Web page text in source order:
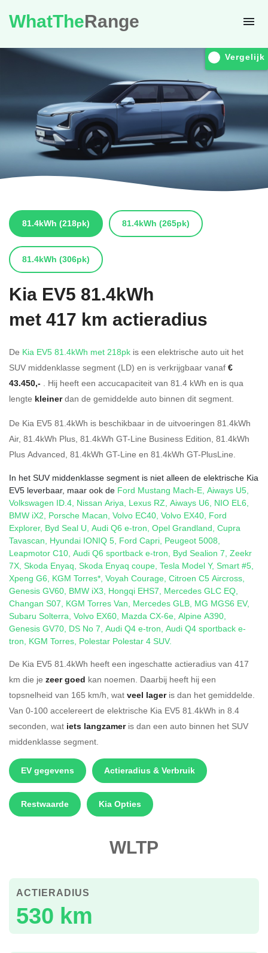
WhatTheRange
Vergelijk
81.4kWh (218pk) 81.4kWh (265pk)
81.4kWh (306pk)
Kia EV5 81.4kWh
met 417 km actieradius
De Kia EV5 81.4kWh met 218pk is een elektrische auto uit het
SUV middenklasse segment (LD) en is verkrijgbaar vanaf €
43.450,- . Hij heeft een accucapaciteit van 81.4 kWh en is qua
lengte kleinerdan de gemiddelde auto binnen dit segment.
De Kia EV5 81.4kWh is beschikbaar in de uitvoeringen 81.4kWh
Air, 81.4kWh Plus, 81.4kWh GT-Line Business Edition, 81.4kWh
Plus Advanced, 81.4kWh GT-Line en 81.4kWh GT-PlusLine.
In het SUV middenklasse segment is niet alleen de elektrische Kia
EV5 leverbaar, maar ook de Ford Mustang Mach-E, Aiways U5,
Volkswagen ID.4, Nissan Ariya, Lexus RZ, Aiways U6, NIO EL6,
BMW iX2, Porsche Macan, Volvo EC40, Volvo EX40, Ford
Explorer, Byd Seal U, Audi Q6 e-tron, Opel Grandland, Cupra
Tavascan, Hyundai IONIQ 5, Ford Capri, Peugeot 5008,
Leapmotor C10, Audi Q6 sportback e-tron, Byd Sealion 7, Zeekr
7X, Skoda Enyaq, Skoda Enyaq coupe, Tesla Model Y, Smart #5,
Xpeng G6, KGM Torres*, Voyah Courage, Citroen C5 Aircross,
Genesis GV60, BMW iX3, Hongqi EHS7, Mercedes GLC EQ,
Changan S07, KGM Torres Van, Mercedes GLB, MG MGS6 EV,
Subaru Solterra, Volvo EX60, Mazda CX-6e, Alpine A390,
Genesis GV70, DS No 7, Audi Q4 e-tron, Audi Q4 sportback e-
tron, KGM Torres, Polestar Polestar 4 SUV.
De Kia EV5 81.4kWh heeft een ingeschatte actieradius van 417
km die je zeer goed kan noemen. Daarbij heeft hij een
topsnelheid van 165 km/h, wat veel lageris dan het gemiddelde.
Van 0-100 accelereert de elektrische Kia EV5 81.4kWh in 8.4
seconden, wat iets langzameris dan een auto binnen het SUV
middenklasse segment.
EV gegevens Actieradius & Verbruik
Restwaarde Kia Opties
WLTP
530 km
ACTIERADIUS